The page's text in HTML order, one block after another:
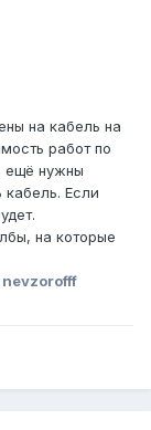
на кабель на
работ по
ещё нужны
Если
на которые
nevzorofff